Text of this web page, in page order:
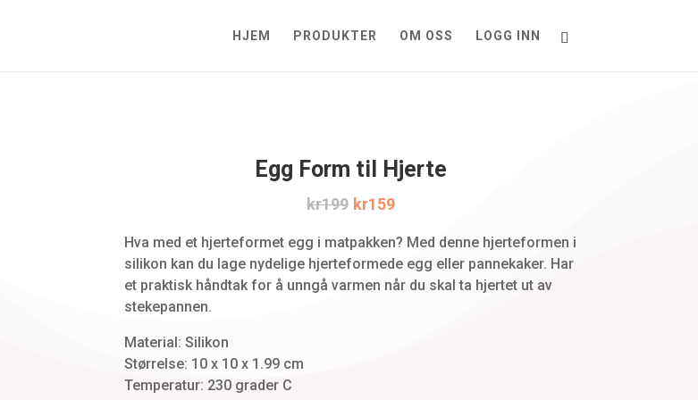
HJEM PRODUKTER OM OSS LOGG INN
Egg Form til Hjerte
kr199 Original
price
was:
kr159Current
price
is:
Hva med et hjerteformet egg i matpakken? Med denne hjerteformen i
silikon kan du lage nydelige hjerteformede egg eller pannekaker. Har
et praktisk håndtak for å unngå varmen når du skal ta hjertet ut av
stekepannen.
Material: Silikon
Størrelse: 10 x 10 x 1.99 cm
Temperatur: 230 grader C